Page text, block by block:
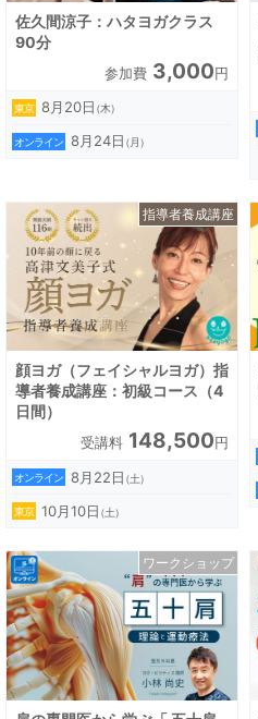
佐久間涼子：ハタヨガクラス
90分
参加費 3,000円
東京 8月20日（木）
オンライン 8月24日（月）
顔ヨガ（フェイシャルヨガ）指
導者養成講座：初級コース（4
日間）
受講料 148,500円
オンライン 8月22日（土）
東京 10月10日（土）
指導者養成講座
ワークショップ